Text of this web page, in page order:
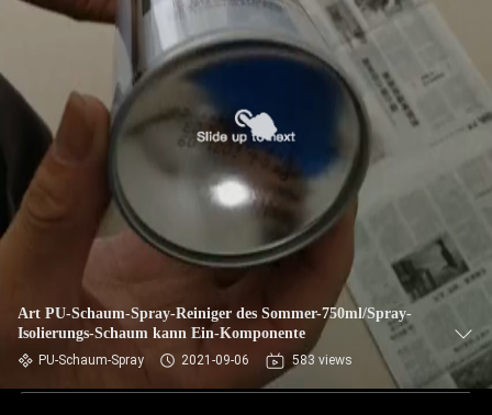
Art PU-Schaum-Spray-Reiniger des Sommer-750ml/Spray-
Isolierungs-Schaum kann Ein-Komponente
PU-Schaum-Spray 2021-09-06 583 views